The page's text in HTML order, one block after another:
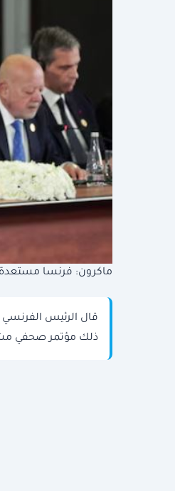
ماكرون: فرنسا مستعدة
قال الرئيس
ذلك مؤتمر صحفي